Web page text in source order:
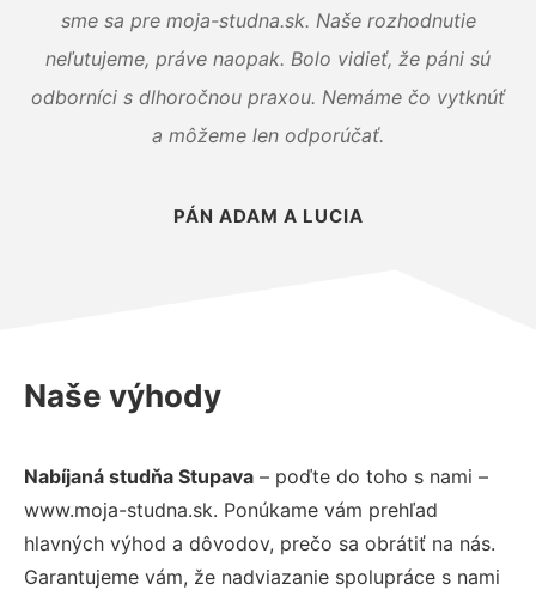
sme sa pre moja-studna.sk. Naše rozhodnutie
neľutujeme, práve naopak. Bolo vidieť, že páni sú
odborníci s dlhoročnou praxou. Nemáme čo vytknúť
a môžeme len odporúčať.
PÁN ADAM A LUCIA
Naše výhody
Nabíjaná studňa Stupava – poďte do toho s nami –
www.moja-studna.sk. Ponúkame vám prehľad
hlavných výhod a dôvodov, prečo sa obrátiť na nás.
Garantujeme vám, že nadviazanie spolupráce s nami